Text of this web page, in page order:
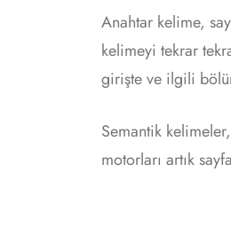
Anahtar kelime,
kelimeyi tekrar
girişte ve ilgili
Semantik
motorları artık